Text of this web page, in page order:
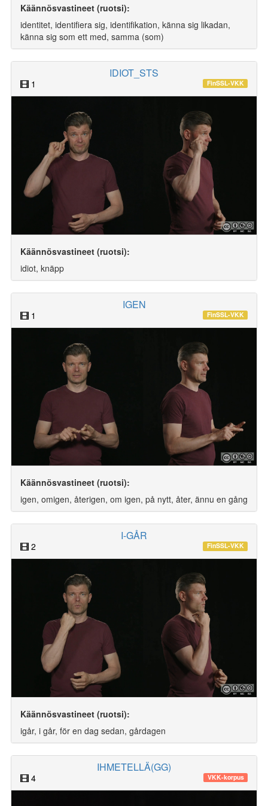
Käännösvastineet (ruotsi):
identitet, identifiera sig, identifikation, känna sig likadan,
känna sig som ett med, samma (som)
IDIOT_STS
1 FinSSL-VKK
Käännösvastineet (ruotsi):
idiot, knäpp
IGEN
1 FinSSL-VKK
Käännösvastineet (ruotsi):
igen, omigen, återigen, om igen, på nytt, åter, ännu en gång
I-GÅR
2 FinSSL-VKK
Käännösvastineet (ruotsi):
igår, i går, för en dag sedan, gårdagen
IHMETELLÄ(GG)
4 VKK-korpus